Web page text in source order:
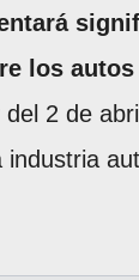
los
2 de